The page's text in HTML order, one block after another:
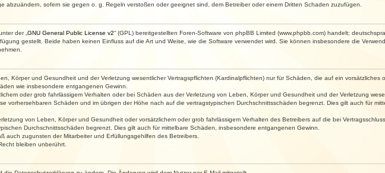
abzuändern, sofern sie gegen o. g. Regeln verstoßen oder geeignet sind, dem Betreiber oder einem Dritten Schaden zuzufügen.
der „ GNU General Public License v2“ (GPL) bereitgestellten Foren-Software von phpBB Limited (www.phpbb.com) handelt;
gestellt. Beide haben keinen Einfluss auf die Art und Weise, wie die Software verwendet wird. Sie können insbesondere die
Körper und Gesundheit und der Verletzung wesentlicher Vertragspflichten (Kardinalpflichten) nur für Schäden, die auf ein vorsätzliches
wie insbesondere entgangenen Gewinn.
oder grob fahrlässigem Verhalten oder bei Schäden aus der Verletzung von Leben, Körper und Gesundheit und der Verletzung
vorhersehbaren Schäden und im übrigen der Höhe nach auf die vertragstypischen Durchschnittsschäden begrenzt. Dies gilt auch für
von Leben, Körper und Gesundheit oder vorsätzlichem oder grob fahrlässigem Verhalten des Betreibers auf die bei
Durchschnittsschäden begrenzt. Dies gilt auch für mittelbare Schäden, insbesondere entgangenen Gewinn.
auch zugunsten der Mitarbeiter und Erfüllungsgehilfen des Betreibers.
bleiben unberührt.